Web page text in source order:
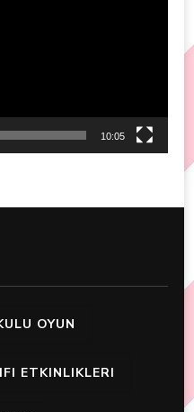
10:05
OYUN
ETKINLIKLERI